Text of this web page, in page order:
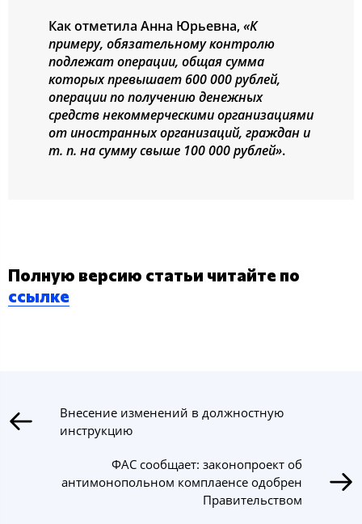
Как отметила Анна Юрьевна,«К
примеру, обязательному контролю
подлежат операции, общая сумма
которых превышает 600 000 рублей,
операции по получению денежных
средств некоммерческими организациями
от иностранных организаций, граждан и
т. п. на сумму свыше 100 000 рублей».
Полную версию статьи читайте по
ссылке
Внесение изменений в должностную
инструкцию
ФАС сообщает: законопроект об
антимонопольном комплаенсе одобрен
Правительством